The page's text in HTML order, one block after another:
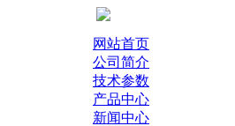
网站首页
公司简介
技术参数
产品中心
新闻中心